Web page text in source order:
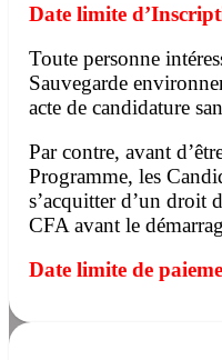
Date limite
Toute personne
Sauvegarde
acte de candidature
Par contre, avant
Programme, les
s’acquitter d’un droit
CFA avant le
Date limite de